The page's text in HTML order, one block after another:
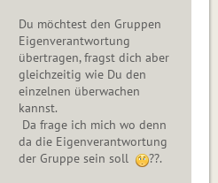
Du möchtest den Gruppen
Eigenverantwortung
übertragen, fragst dich aber
gleichzeitig wie Du den
einzelnen überwachen
kannst.
Da frage ich mich wo denn
da die Eigenverantwortung
der Gruppe sein soll
??.